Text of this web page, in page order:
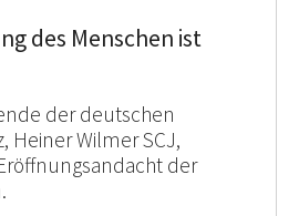
des Menschen ist
der deutschen
Heiner Wilmer SCJ,
der